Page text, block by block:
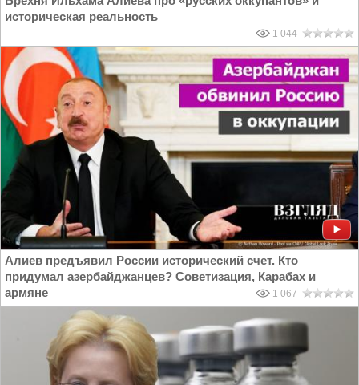
историческая реальность
1 044
Алиев предъявил России исторический счет. Кто
придумал азербайджанцев? Советизация, Карабах и
армяне
1 067